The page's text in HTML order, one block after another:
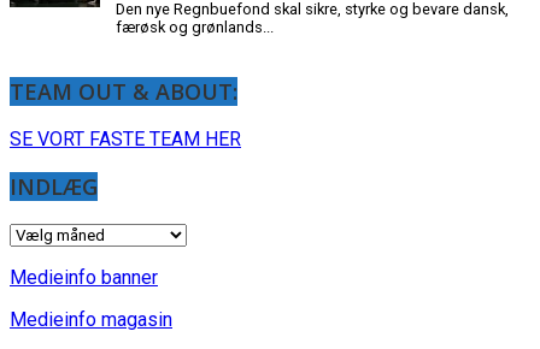
TEAM OUT & ABOUT:
SE VORT FASTE TEAM HER
INDLÆG
INDLÆG
Medieinfo banner
Medieinfo magasin